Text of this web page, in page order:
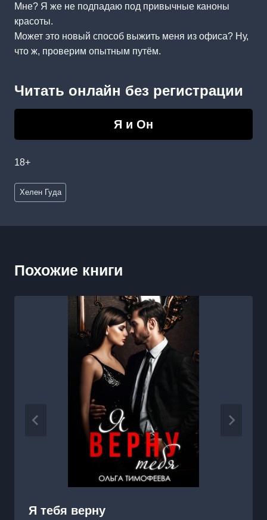
Мне? Я же не подпадаю под привычные каноны
красоты.
Может это новый способ выжить меня из офиса? Ну,
что ж, проверим опытным путём.
Читать онлайн без регистрации
Я и Он
18+
Метки
записи:
Хелен Гуда
Похожие книги
Я тебя верну